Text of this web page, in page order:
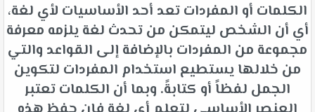
الكلمات أو المفردات تعد أحد الأساسيات لأي لغة،
أي أن الشخص ليتمكن من تحدث لغة يلزمه معرفة
مجموعة من المفردات بالإضافة إلى القواعد والتي
من خلالها يستطيع استخدام المفردات لتكوين
الجمل لفظاً أو كتابةً. وبما أن الكلمات تعتبر